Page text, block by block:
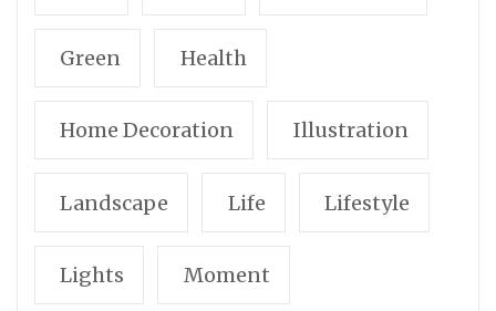
Green Health
Home Decoration Illustration
Landscape Life Lifestyle
Lights Moment